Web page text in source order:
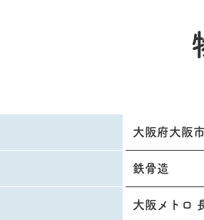
大阪府大阪
鉄骨造
大阪メトロ